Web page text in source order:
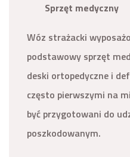
Sprzęt medyczny
Wóz strażacki
podstawowy sprzęt
deski ortopedyczne i
często pierwszymi na
być przygotowani do
poszkodowanym.